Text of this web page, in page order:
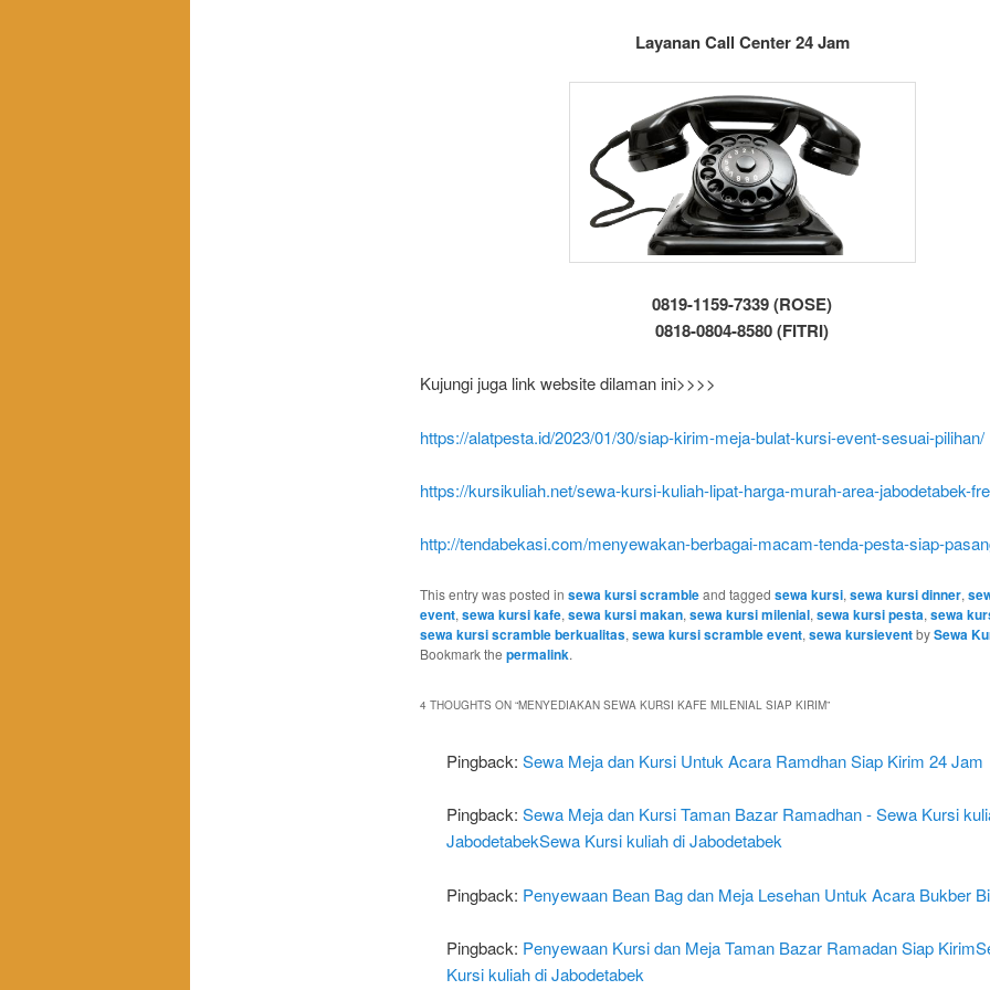
Layanan Call Center 24 Jam
0819-1159-7339 (ROSE)
0818-0804-8580 (FITRI)
Kujungi juga link website dilaman ini>>>>
https://alatpesta.id/2023/01/30/siap-kirim-meja-bulat-kursi-event-sesuai-pilihan/
https://kursikuliah.net/sewa-kursi-kuliah-lipat-harga-murah-area-jabodetabek-
http://tendabekasi.com/menyewakan-berbagai-macam-tenda-pesta-siap-
This entry was posted in sewa kursi scrambleand tagged sewa kursi, sewa kursi dinner,
event, sewa kursi kafe, sewa kursi makan, sewa kursi milenial, sewa kursi pesta, sewa
sewa kursi scramble berkualitas, sewa kursi scramble event, sewa kursieventbySewa
Bookmark the permalink.
4 THOUGHTS ON “MENYEDIAKAN SEWA KURSI KAFE MILENIAL SIAP KIRIM”
Pingback:Sewa Meja dan Kursi Untuk Acara Ramdhan Siap Kirim 24 Jam
Pingback:Sewa Meja dan Kursi Taman Bazar Ramadhan - Sewa Kursi
JabodetabekSewa Kursi kuliah di Jabodetabek
Pingback: Penyewaan Bean Bag dan Meja Lesehan Untuk Acara Bukber
Pingback: Penyewaan Kursi dan Meja Taman Bazar Ramadan Siap
Kursi kuliah di Jabodetabek